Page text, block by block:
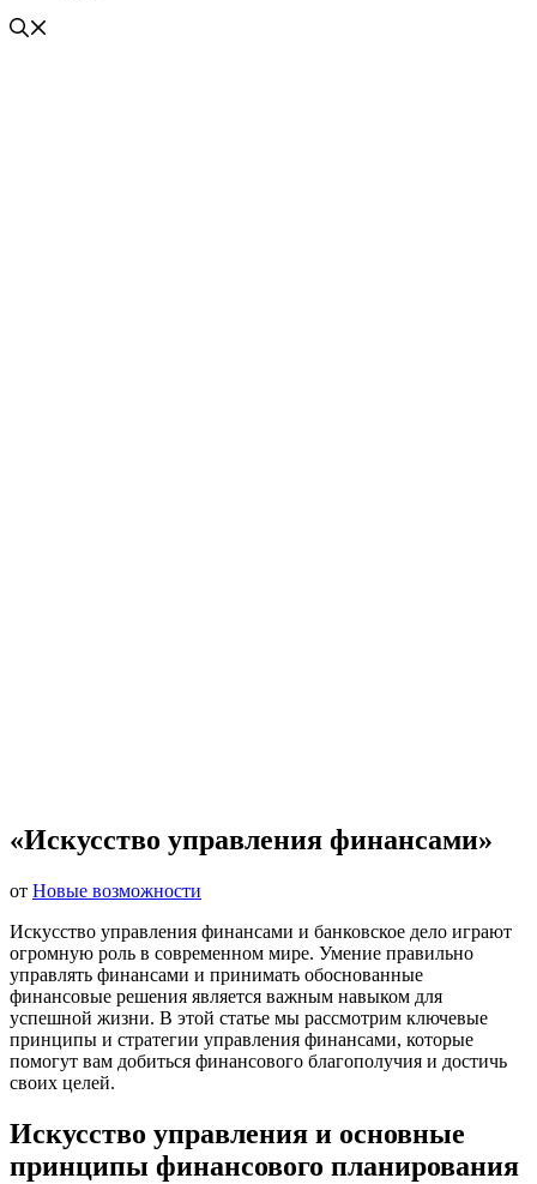
«Искусство управления финансами»
от Новые возможности
Искусство управления финансами и банковское дело играют
огромную роль в современном мире. Умение правильно
управлять финансами и принимать обоснованные
финансовые решения является важным навыком для
успешной жизни. В этой статье мы рассмотрим ключевые
принципы и стратегии управления финансами, которые
помогут вам добиться финансового благополучия и достичь
своих целей.
Искусство управления и основные
принципы финансового планирования